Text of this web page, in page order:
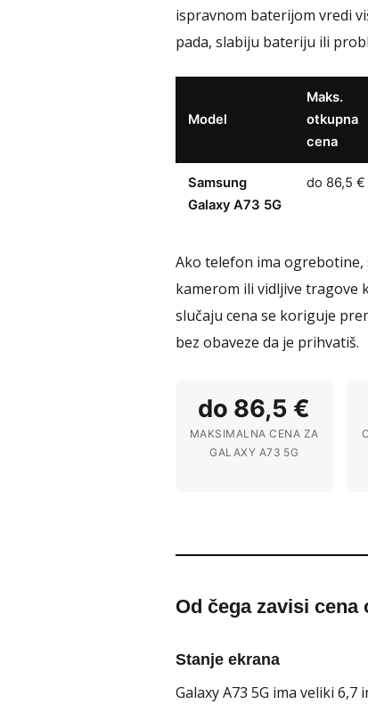
ispravnom baterijom vredi
pada, slabiju bateriju ili
Model
Maks.
otkupna
cena
Samsung
Galaxy A73 5G
do 86,5 €
Ako telefon ima
kamerom ili vidljive tragove
slučaju cena se koriguje
bez obaveze da je prihvatiš.
do 86,5 €
MAKSIMALNA CENA ZA
GALAXY A73 5G
Od čega zavisi cena
Stanje ekrana
Galaxy A73 5G ima veliki 6,7